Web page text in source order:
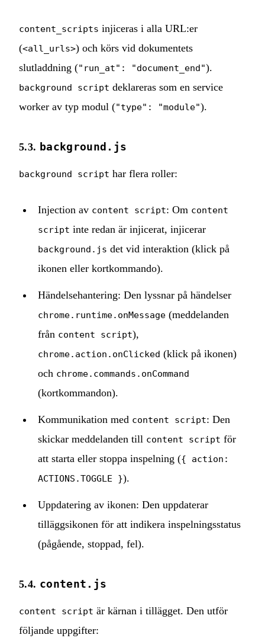
content_scripts injiceras i alla URL:er
(<all_urls>) och körs vid dokumentets
slutladdning ("run_at": "document_end").
background script deklareras som en service
worker av typ modul ("type": "module").
5.3. background.js
background script har flera roller:
Injection av content script: Om content
script inte redan är injicerat, injicerar
background.js det vid interaktion (klick på
ikonen eller kortkommando).
Händelsehantering: Den lyssnar på händelser
chrome.runtime.onMessage (meddelanden
från content script),
chrome.action.onClicked (klick på ikonen)
och chrome.commands.onCommand
(kortkommandon).
Kommunikation med content script: Den
skickar meddelanden till content script för
att starta eller stoppa inspelning ({ action:
ACTIONS.TOGGLE }).
Uppdatering av ikonen: Den uppdaterar
tilläggsikonen för att indikera inspelningsstatus
(pågående, stoppad, fel).
5.4. content.js
content script är kärnan i tillägget. Den utför
följande uppgifter: